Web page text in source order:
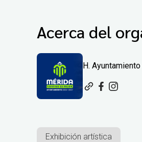
Acerca del
H.
Exhibición artística